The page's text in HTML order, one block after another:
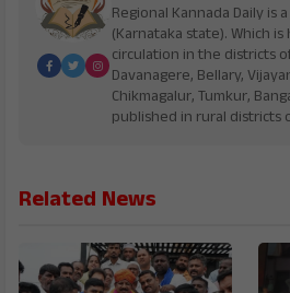
Regional Kannada Daily is
(Karnataka state). Which
circulation in the districts
Davanagere, Bellary,
Chikmagalur, Tumkur,
published in rural districts
Related News